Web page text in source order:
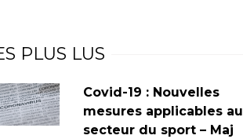
PLUS LUS
Covid-19 : Nouvelles
mesures applicables au
secteur du sport – Maj